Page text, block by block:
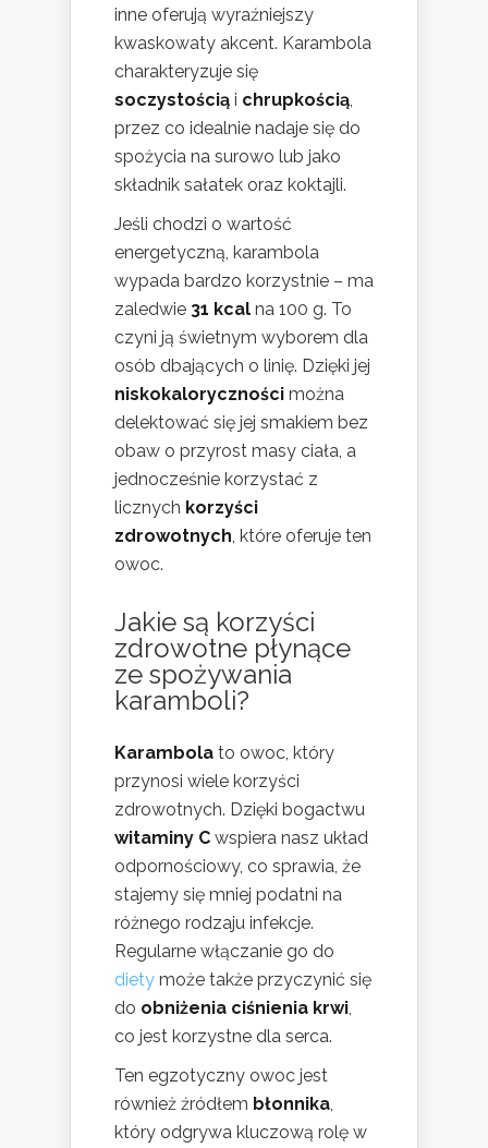
inne oferują wyraźniejszy
kwaskowaty akcent. Karambola
charakteryzuje się
soczystością i chrupkością
przez co idealnie nadaje się do
spożycia na surowo lub jako
składnik sałatek oraz koktajli.
Jeśli chodzi o wartość
energetyczną, karambola
wypada bardzo korzystnie – ma
zaledwie 31 kcal na 100 g. To
czyni ją świetnym wyborem dla
osób dbających o linię. Dzięki jej
niskokaloryczności można
delektować się jej smakiem bez
obaw o przyrost masy ciała, a
jednocześnie korzystać z
licznych korzyści
zdrowotnych , które oferuje ten
owoc.
Jakie są korzyści
zdrowotne płynące
ze spożywania
karamboli?
Karambola to owoc, który
przynosi wiele korzyści
zdrowotnych. Dzięki bogactwu
witaminy C wspiera nasz układ
odpornościowy, co sprawia, że
stajemy się mniej podatni na
różnego rodzaju infekcje.
Regularne włączanie go do
diety może także przyczynić się
do obniżenia ciśnienia krwi
co jest korzystne dla serca.
Ten egzotyczny owoc jest
również źródłem błonnika
który odgrywa kluczową rolę w